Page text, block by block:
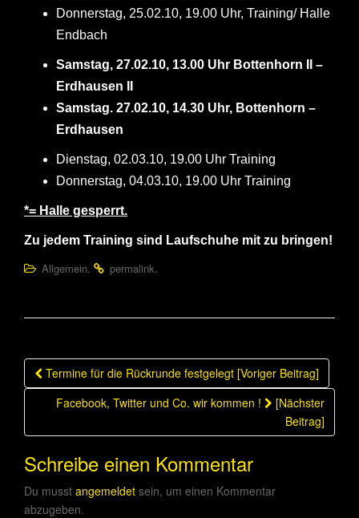
Donnerstag, 25.02.10, 19.00 Uhr, Training/ Halle
Endbach
Samstag, 27.02.10, 13.00 Uhr Bottenhorn II –
Erdhausen II
Samstag. 27.02.10, 14.30 Uhr, Bottenhorn –
Erdhausen
Dienstag, 02.03.10, 19.00 Uhr Training
Donnerstag, 04.03.10, 19.00 Uhr Training
*= Halle gesperrt.
Zu jedem Training sind Laufschuhe mit zu bringen!
Allgemein. permalink.
Beitragsnavigation
Termine für die Rückrunde festgelegt [Voriger Beitrag]
Facebook, Twitter und Co. wir kommen !
[Nächster
Beitrag]
Schreibe einen Kommentar
Du musst angemeldet sein, um einen Kommentar
abzugeben.